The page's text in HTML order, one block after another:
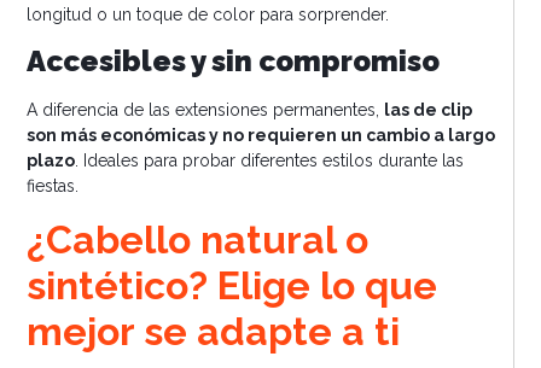
longitud o un toque de color para sorprender.
Accesibles y sin compromiso
A diferencia de las extensiones permanentes, las de clip
son más económicas y no requieren un cambio a largo
plazo. Ideales para probar diferentes estilos durante las
fiestas.
¿Cabello natural o
sintético? Elige lo que
mejor se adapte a ti